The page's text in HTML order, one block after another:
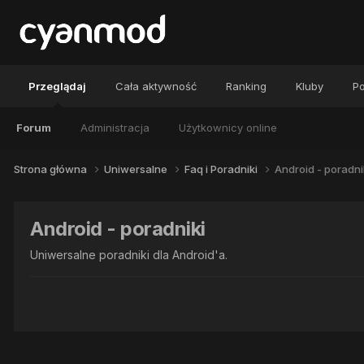
Przeglądaj
Forum Administracja Użytkownicy online
Cała aktywność Ranking Kluby
Strona główna Uniwersalne Faq i Poradniki Android -
Android - poradniki
Uniwersalne poradniki dla Android'a.